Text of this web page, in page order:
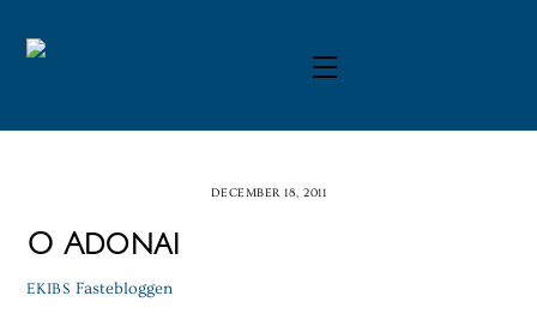
Menu
DECEMBER 18, 2011
O Adonai
EKIBS Fastebloggen